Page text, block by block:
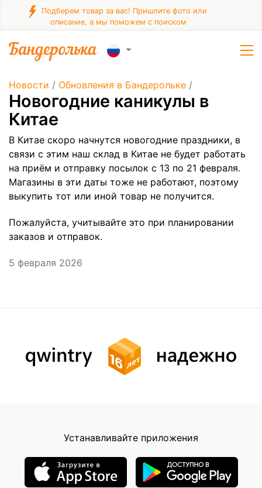
Подберем товар за вас! Пришлите фото или
описание, а мы поможем с поиском
Новости / Обновления в Бандерольке /
Новогодние каникулы в
Китае
В Китае скоро начнутся новогодние праздники, в
связи с этим наш склад в Китае не будет работать
на приём и отправку посылок с 13 по 21 февраля.
Магазины в эти даты тоже не работают, поэтому
выкупить тот или иной товар не получится.
Пожалуйста, учитывайте это при планировании
заказов и отправок.
5 февраля 2026
Устанавливайте приложения